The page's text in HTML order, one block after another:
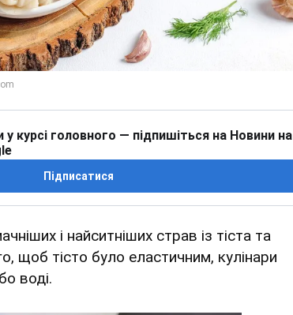
курсі головного — підпишіться на Новини на
Підписатися
і найситніших страв із тіста та
щоб тісто було еластичним, кулінари
воді.